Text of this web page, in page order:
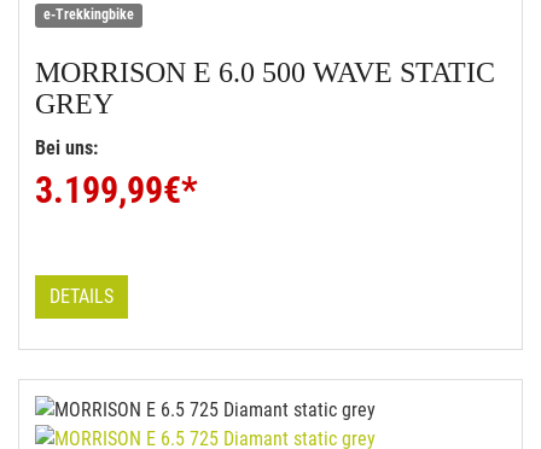
e-Trekkingbike
MORRISON E 6.0 500 WAVE STATIC
GREY
Bei uns:
3.199,99€*
DETAILS